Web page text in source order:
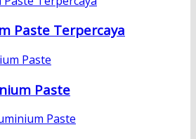
Paste Terpercaya
Paste